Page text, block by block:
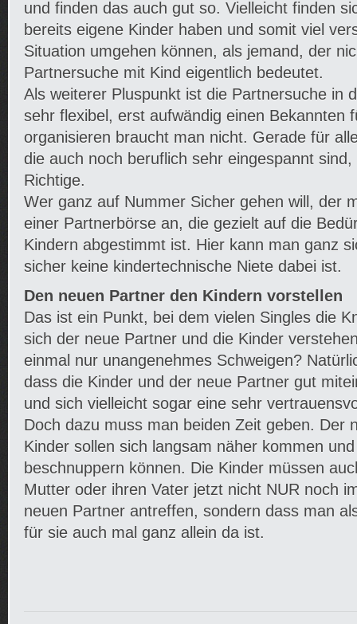
und finden das auch gut so. Vielleicht finden
bereits eigene Kinder haben und somit viel
Situation umgehen können, als jemand, der
Partnersuche mit Kind eigentlich bedeutet.
Als weiterer Pluspunkt ist die Partnersuche in
sehr flexibel, erst aufwändig einen Bekannten
organisieren braucht man nicht. Gerade für
die auch noch beruflich sehr eingespannt
Richtige.
Wer ganz auf Nummer Sicher gehen will, der
einer Partnerbörse an, die gezielt auf die
Kindern abgestimmt ist. Hier kann man ganz
sicher keine kindertechnische Niete dabei ist.
Den neuen Partner den Kindern vorstellen
Das ist ein Punkt, bei dem vielen Singles die
sich der neue Partner und die Kinder
einmal nur unangenehmes Schweigen?
dass die Kinder und der neue Partner gut
und sich vielleicht sogar eine sehr
Doch dazu muss man beiden Zeit geben. Der
Kinder sollen sich langsam näher kommen
beschnuppern können. Die Kinder müssen
Mutter oder ihren Vater jetzt nicht NUR noch
neuen Partner antreffen, sondern dass man
für sie auch mal ganz allein da ist.